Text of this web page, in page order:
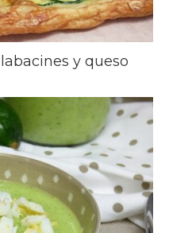
y queso